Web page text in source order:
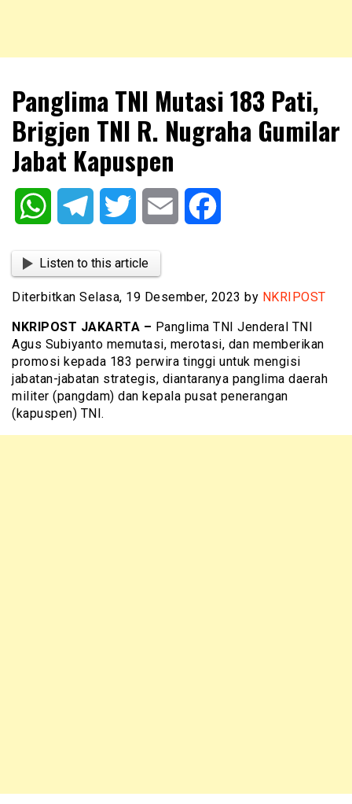
NKRIPOST
Panglima TNI Mutasi 183 Pati,
Brigjen TNI R. Nugraha Gumilar
Jabat Kapuspen
WhatsAppTelegram Twitter Email
Listen to this article
Diterbitkan Selasa, 19 Desember, 2023 by NKRIPOST
NKRIPOST JAKARTA – Panglima TNI Jenderal TNI
Agus Subiyanto memutasi, merotasi, dan memberikan
promosi kepada 183 perwira tinggi untuk mengisi
jabatan-jabatan strategis, diantaranya panglima daerah
militer (pangdam) dan kepala pusat penerangan
(kapuspen) TNI.